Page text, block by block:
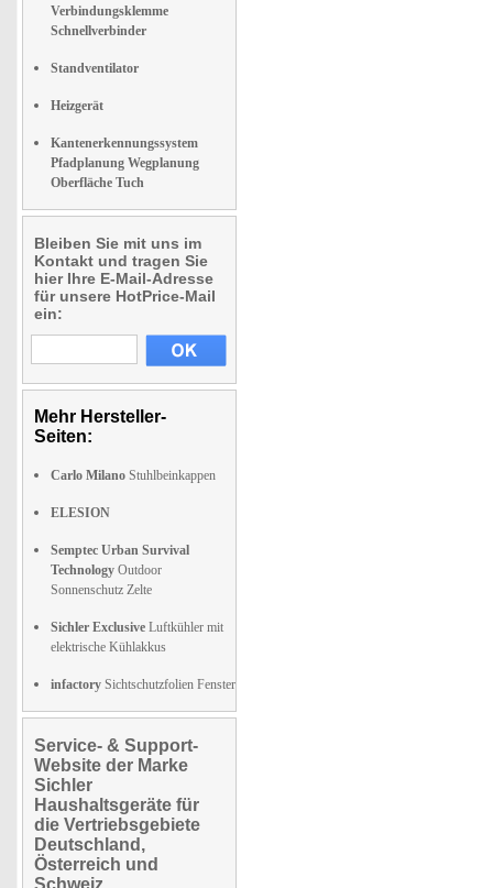
Verbindungsklemme
Schnellverbinder
Standventilator
Heizgerät
Kantenerkennungssystem
Pfadplanung Wegplanung
Oberfläche Tuch
Bleiben Sie mit uns im
Kontakt und tragen Sie
hier Ihre E-Mail-Adresse
für unsere HotPrice-Mail
ein:
Mehr Hersteller-
Seiten:
Carlo Milano Stuhlbeinkappen
ELESION
Semptec Urban Survival
Technology Outdoor
Sonnenschutz Zelte
Sichler Exclusive Luftkühler mit
elektrische Kühlakkus
infactory Sichtschutzfolien Fenster
Service- & Support-
Website der Marke
Sichler
Haushaltsgeräte für
die Vertriebsgebiete
Deutschland,
Österreich und
Schweiz